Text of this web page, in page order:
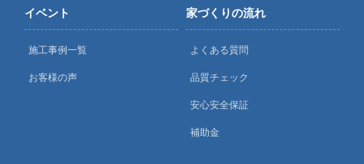
イベント
施工事例一覧
お客様の声
家づくりの流れ
よくある質問
品質チェック
安心安全保証
補助金